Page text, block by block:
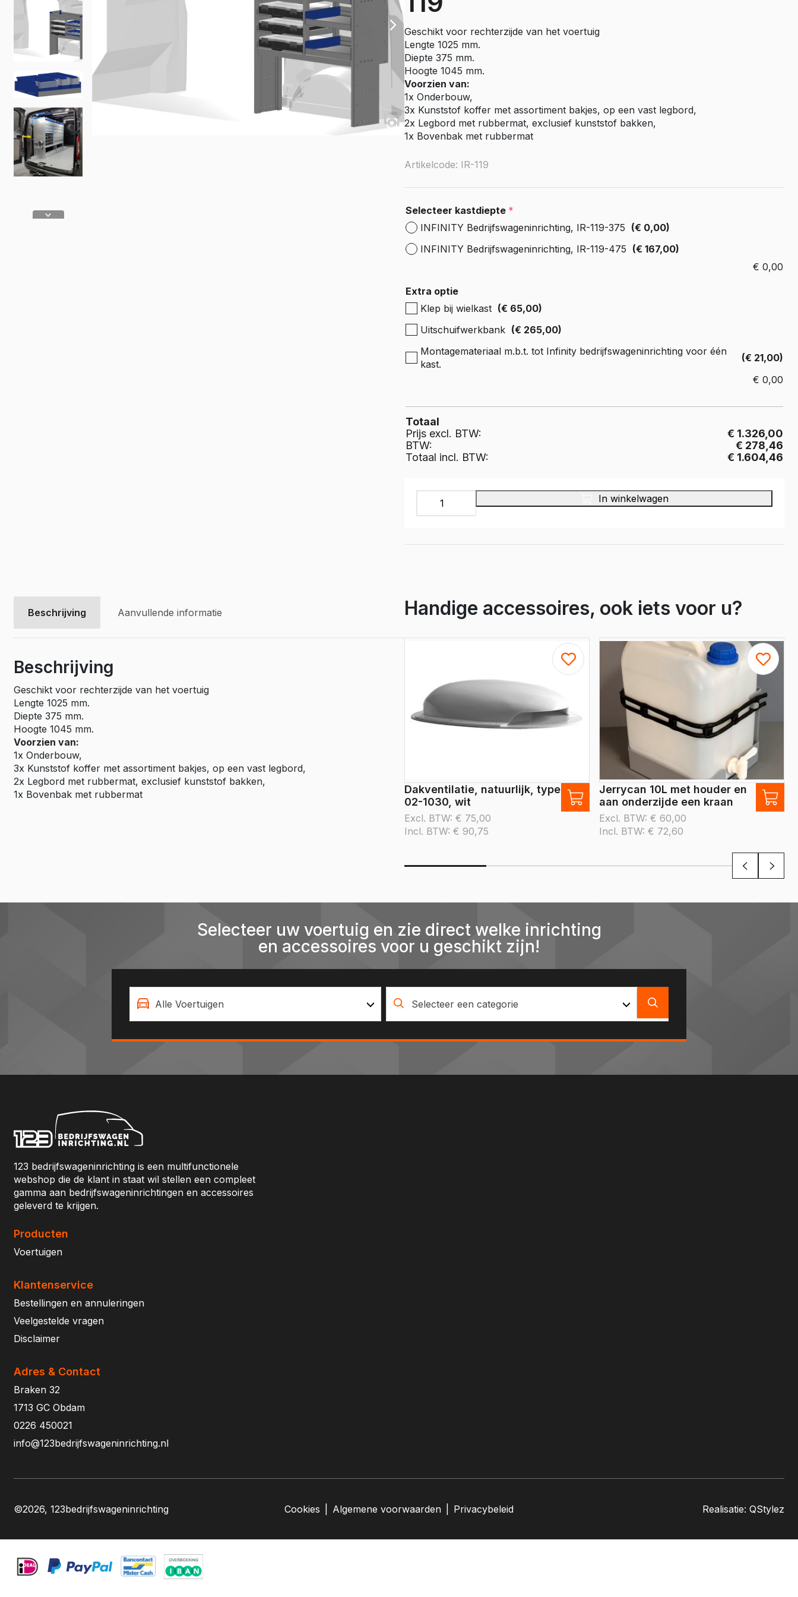
Fiat
Doblo
Scudo
e Scudo
e Doblo
Talento
Ducato
e Vito
Sprinter
e Sprinter RWD
Nissan
Townstar
Townstar Electric
Interstar
Partner
e Partner
Expert
Boxer
ProAce City Electric
Caddy
Transporter T7
Geschikt voor rechterzijde van het voertuig
Lengte 1025 mm.
Diepte 375 mm.
Hoogte 1045 mm.
Voorzien van:
1x Onderbouw,
3x Kunststof koffer met assortiment bakjes, op een vast legbord,
2x Legbord met rubbermat, exclusief kunststof bakken,
1x Bovenbak met rubbermat
Artikelcode: IR-119
Selecteer kastdiepte *
INFINITY Bedrijfswageninrichting, IR-119-375 (€ 0,00)
INFINITY Bedrijfswageninrichting, IR-119-475 (€ 167,00)
€ 0,00
Extra optie
Klep bij wielkast (€ 65,00)
Uitschuifwerkbank (€ 265,00)
Montagemateriaal m.b.t. tot Infinity bedrijfswageninrichting voor één
kast.
(€ 21,00)
€ 0,00
Totaal
Prijs excl. BTW:
€ 1.326,00
BTW:
€ 278,46
Totaal incl. BTW:
€ 1.604,46
INFINITY
Bedrijfswageninrichting,
In winkelwagen
Beschrijving Aanvullende informatie
Beschrijving
Geschikt voor rechterzijde van het voertuig
Lengte 1025 mm.
Diepte 375 mm.
Hoogte 1045 mm.
Voorzien van:
1x Onderbouw,
3x Kunststof koffer met assortiment bakjes, op een vast legbord,
2x Legbord met rubbermat, exclusief kunststof bakken,
1x Bovenbak met rubbermat
Handige accessoires, ook iets voor u?
Dakventilatie, natuurlijk, type
02-1030, wit
Excl. BTW: € 75,00
Incl. BTW: € 90,75
Jerrycan 10L met houder en
aan onderzijde een kraan
Excl. BTW: € 60,00
Incl. BTW: € 72,60
Selecteer uw voertuig en zie direct welke inrichting
en accessoires voor u geschikt zijn!
Alle Voertuigen Selecteer een categorie
123 bedrijfswageninrichting is een multifunctionele
webshop die de klant in staat wil stellen een compleet
gamma aan bedrijfswageninrichtingen en accessoires
geleverd te krijgen.
Producten
Voertuigen
Klantenservice
Bestellingen en annuleringen
Veelgestelde vragen
Disclaimer
Adres & Contact
Braken 32
1713 GC Obdam
0226 450021
info@123bedrijfswageninrichting.nl
©2026, 123bedrijfswageninrichting Cookies Algemene voorwaarden Privacybeleid Realisatie: QStylez